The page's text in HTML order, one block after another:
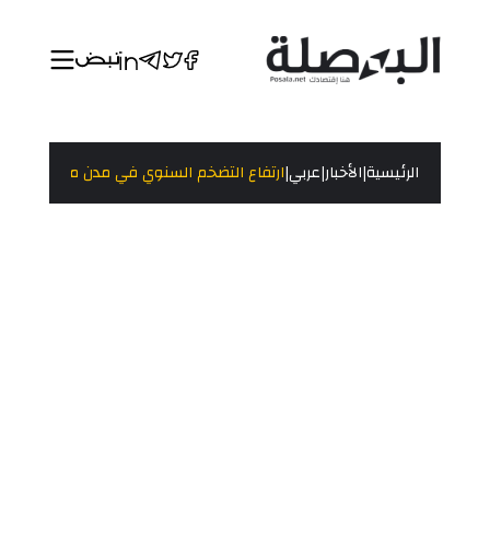
الرئيسية|الأخبار|عربي|ارتفاع التضخم السنوي في مدن مصر إلى 32.7% خلال مارس